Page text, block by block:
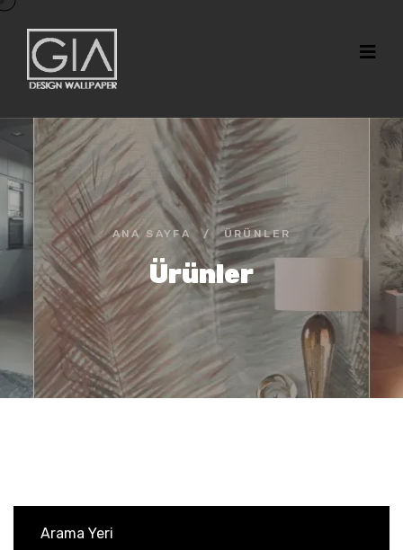
ANA SAYFA / ÜRÜNLER
Ürünler